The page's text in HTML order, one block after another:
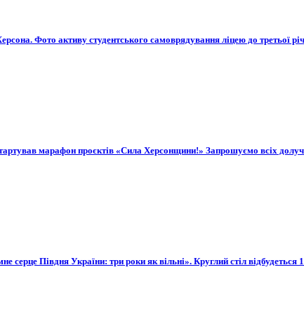
Фото активу студентського самоврядування ліцею до третьої
марафон проєктів «Сила Херсонщини!» Запрошуємо всіх
серце Півдня України: три роки як вільні». Круглий стіл